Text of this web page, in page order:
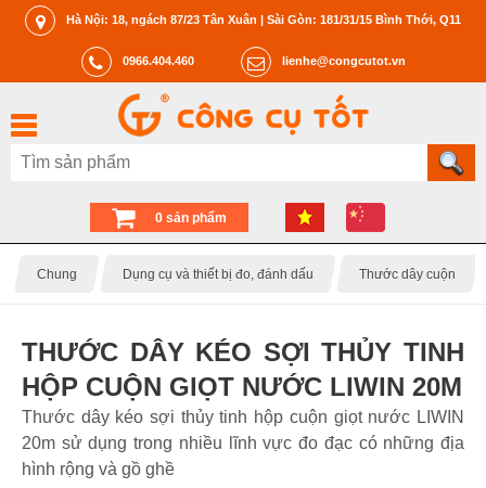
Hà Nội: 18, ngách 87/23 Tân Xuân | Sài Gòn: 181/31/15 Bình Thới, Q11
0966.404.460 lienhe@congcutot.vn
0 sản phẩm
Chung Dụng cụ và thiết bị đo, đánh dấu Thước dây cuộn
THƯỚC DÂY KÉO SỢI THỦY TINH
HỘP CUỘN GIỌT NƯỚC LIWIN 20M
Thước dây kéo sợi thủy tinh hộp cuộn giọt nước LIWIN
20m sử dụng trong nhiều lĩnh vực đo đạc có những địa
hình rộng và gồ ghề